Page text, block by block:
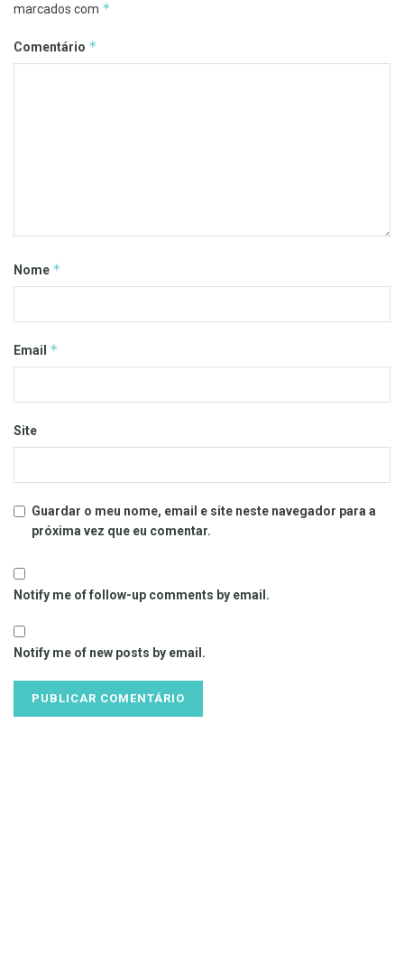
marcados com *
Comentário *
Nome *
Email *
Site
Guardar o meu nome, email e site neste navegador para a
próxima vez que eu comentar.
Notify me of follow-up comments by email.
Notify me of new posts by email.